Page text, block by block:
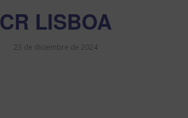
CR LISBOA
23 de diciembre de 2024